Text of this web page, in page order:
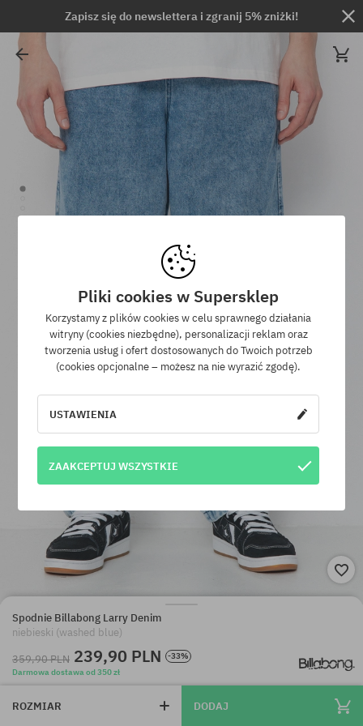
Zapisz się do newslettera i zgranij 5% zniżki!
Spodnie Billabong Larry Denim
niebieski (washed blue)
359,90 PLN 239,90 PLN
-33%
Darmowa dostawa od 350 zł
ROZMIAR DODAJ
Pliki cookies w Supersklep
Korzystamy z plików cookies w celu sprawnego działania
witryny (cookies niezbędne), personalizacji reklam oraz
tworzenia usług i ofert dostosowanych do Twoich potrzeb
(cookies opcjonalne – możesz na nie wyrazić zgodę).
USTAWIENIA
ZAAKCEPTUJ WSZYSTKIE